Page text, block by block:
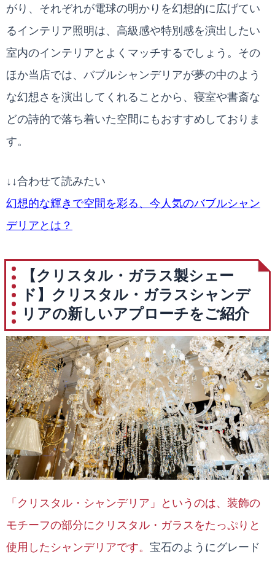
がり、それぞれが電球の明かりを幻想的に広げてい
るインテリア照明は、高級感や特別感を演出したい
室内のインテリアとよくマッチするでしょう。その
ほか当店では、バブルシャンデリアが夢の中のよう
な幻想さを演出してくれることから、寝室や書斎な
どの詩的で落ち着いた空間にもおすすめしておりま
す。
↓↓合わせて読みたい
幻想的な輝きで空間を彩る、今人気のバブルシャン
デリアとは？
【クリスタル・ガラス製シェー
ド】クリスタル・ガラスシャンデ
リアの新しいアプローチをご紹介
「クリスタル・シャンデリア」というのは、装飾の
モチーフの部分にクリスタル・ガラスをたっぷりと
使用したシャンデリアです。 宝石のようにグレード